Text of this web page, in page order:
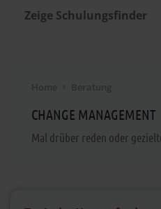
Zeige Schulungsfinder
CHANGE MANAGEMENT
Mal drüber reden oder